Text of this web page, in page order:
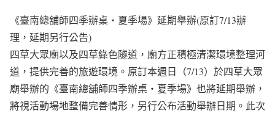
《臺南總舖師四季辦桌‧夏季場》延期舉辦(原訂7/13辦
理，延期另行公告)
四草大眾廟以及四草綠色隧道，廟方正積極清潔環境整理河
道，提供完善的旅遊環境。原訂本週日（7/13）於四草大眾
廟舉辦的《臺南總舖師四季辦桌‧夏季場》也將延期舉辦，
將視活動場地整備完善情形，另行公布活動舉辦日期。此次